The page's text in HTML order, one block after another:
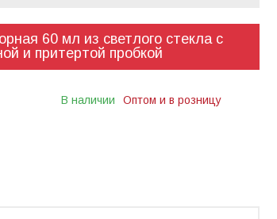
60 мл из светлого стекла с
и притертой пробкой
В наличии Оптом и в розницу